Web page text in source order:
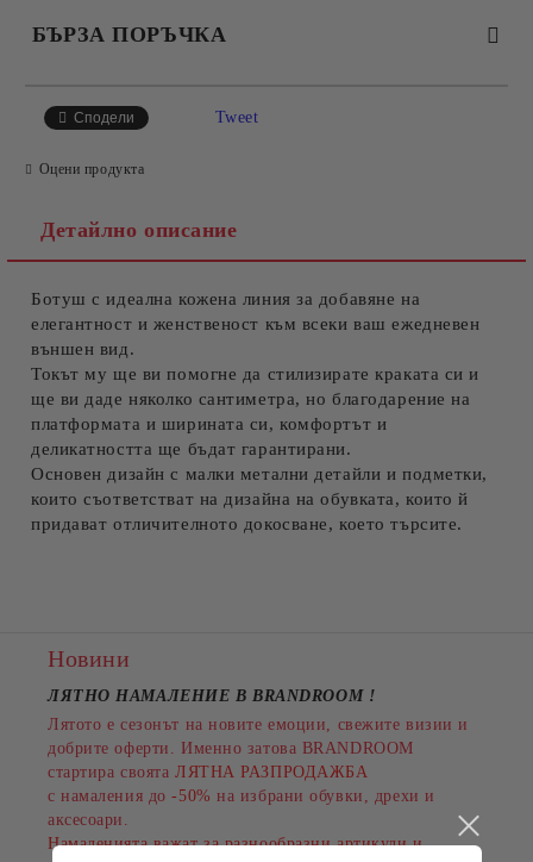
БЪРЗА ПОРЪЧКА
Съгласен съм сПолитиката за лични данни
Ние ще се свържем с вас в рамките на работния ден.
Сподели Tweet
Оцени продукта
Детайлно описание
Ботуш с идеална кожена линия за добавяне на
елегантност и женственост към всеки ваш ежедневен
външен вид.
Токът му ще ви помогне да стилизирате краката си и
ще ви даде няколко сантиметра, но благодарение на
платформата и ширината си, комфортът и
деликатността ще бъдат гарантирани.
Основен дизайн с малки метални детайли и подметки,
които съответстват на дизайна на обувката, които й
придават отличителното докосване, което търсите.
Новини
ЛЯТНО НАМАЛЕНИЕ В BRANDROOM !
Лятото е сезонът на новите емоции, свежите визии и
добрите оферти. Именно затова BRANDROOM
стартира своята ЛЯТНА РАЗПРОДАЖБА
с намаления до -50% на избрани обувки, дрехи и
аксесоари.
Намаленията важат за разнообразни артикули и